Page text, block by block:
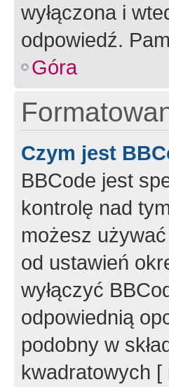
wyłączona i
odpowiedź.
Góra
Czym jest
BBCode jest
kontrolę nad
możesz
od ustawień
wyłączyć
odpowiednią
podobny w
kwadratowych [